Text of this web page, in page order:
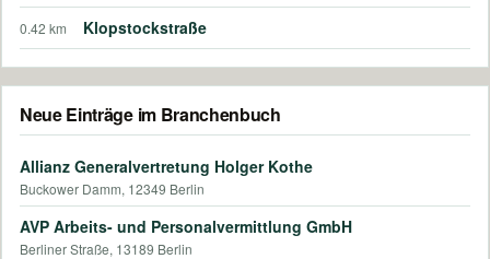
0.42 km Klopstockstraße
Neue Einträge im Branchenbuch
Allianz Generalvertretung Holger Kothe
Buckower Damm, 12349 Berlin
AVP Arbeits- und Personalvermittlung GmbH
Berliner Straße, 13189 Berlin